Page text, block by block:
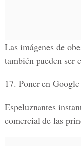
Las imágenes de
también pueden ser
17. Poner en
Espeluznantes
comercial de las